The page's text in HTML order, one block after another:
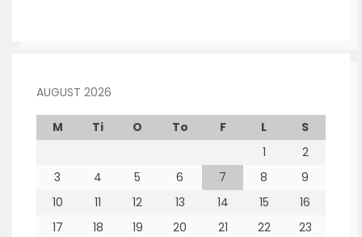
AUGUST 2026
M Ti O To F L
S
1
2
3
4 5 6 7 8
9
10
11 12 13 14 15
16
17
18 19 20 21 22
23